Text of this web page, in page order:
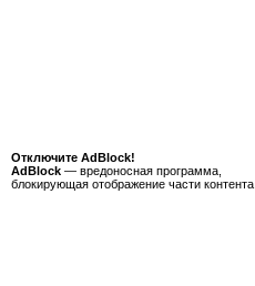
Отключите AdBlock!
AdBlock — вредоносная программа,
блокирующая отображение части контента.